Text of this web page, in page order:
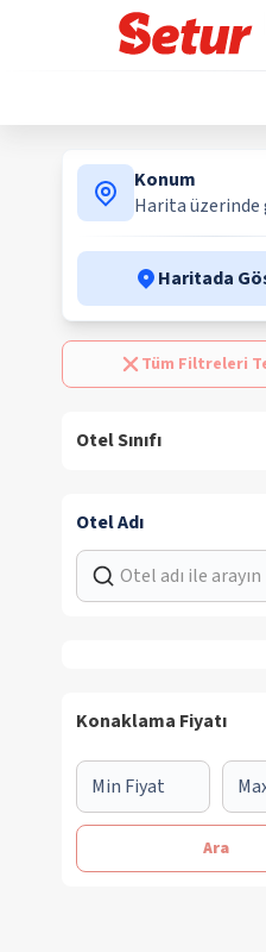
Konum
Harita
Haritada
Tüm Filtreleri
Otel Sınıfı
Otel Adı
Konaklama Fiyatı
Ara